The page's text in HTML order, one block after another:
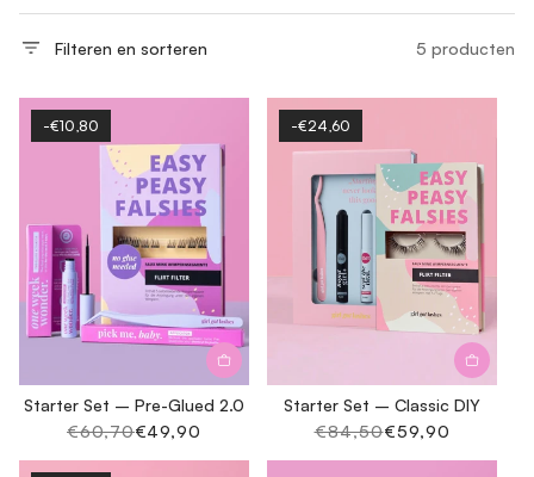
:
Filteren en sorteren 5 producten
-€10,80
Starter Set – Pre-Glued 2.0
Normale
€60,70
Aanbiedingsprijs
€49,90
-€24,60
Starter Set – Classic DIY
Normale
€84,50
Aanbiedingsprijs
€59,90